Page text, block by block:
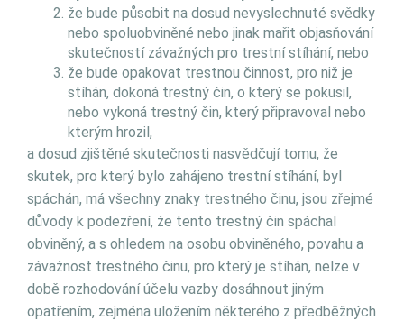
že bude působit na dosud nevyslechnuté svědky
nebo spoluobviněné nebo jinak mařit objasňování
skutečností závažných pro trestní stíhání, nebo
že bude opakovat trestnou činnost, pro niž je
stíhán, dokoná trestný čin, o který se pokusil,
nebo vykoná trestný čin, který připravoval nebo
kterým hrozil,
a dosud zjištěné skutečnosti nasvědčují tomu, že
skutek, pro který bylo zahájeno trestní stíhání, byl
spáchán, má všechny znaky trestného činu, jsou zřejmé
důvody k podezření, že tento trestný čin spáchal
obviněný, a s ohledem na osobu obviněného, povahu a
závažnost trestného činu, pro který je stíhán, nelze v
době rozhodování účelu vazby dosáhnout jiným
opatřením, zejména uložením některého z předběžných